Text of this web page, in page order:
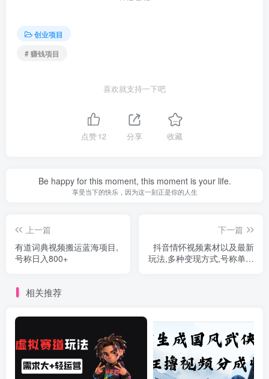
创业项目
# 赚钱项目
喜欢就支持一下吧
点赞12 分享 收藏
Be happy for this moment, this moment is your life.
享受当下的快乐，因为这一刻正是你的人生
上一篇
有道词典视频搬运蓝海项目,
号称日入800+
下一篇
抖音情怀视频素材以及最新
玩法,多种变现方式,号称单视
相关推荐